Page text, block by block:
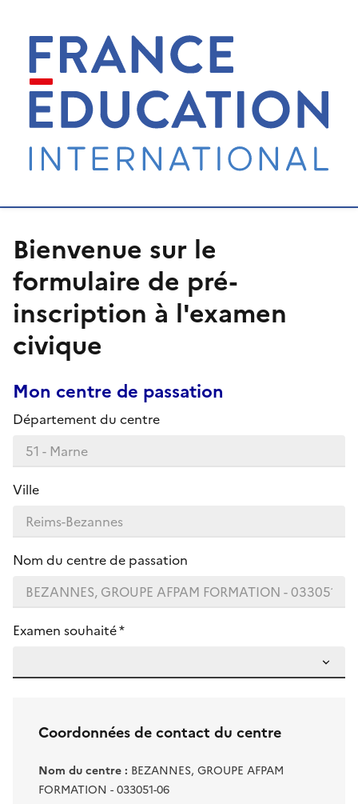
Bienvenue sur le
formulaire de pré-
inscription à l'examen
civique
Mon centre de passation
Département du centre
Ville
Nom du centre de passation
Examen souhaité *
Coordonnées de contact du centre
Nom du centre : BEZANNES, GROUPE AFPAM
FORMATION - 033051-06